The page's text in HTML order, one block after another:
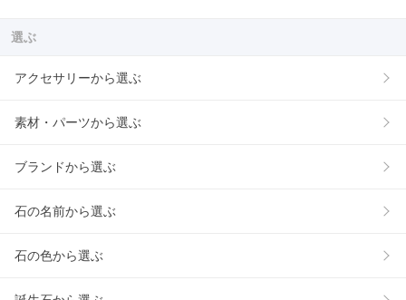
選ぶ
アクセサリーから選ぶ
素材・パーツから選ぶ
ブランドから選ぶ
石の名前から選ぶ
石の色から選ぶ